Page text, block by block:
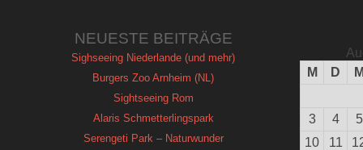
NEUESTE BEITRÄGE
Sighseeing Niederlande (und mehr)
Burgers Zoo Arnheim (NL)
Sightseeing Rom
Alaris Schmetterlingspark
Serengeti Park – Naturwunder
M
D
3 4
5
10
11